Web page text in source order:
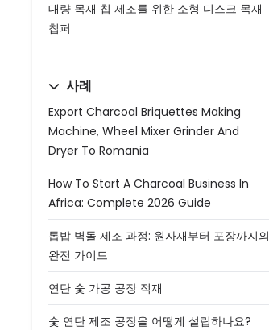
대량 목재 칩 제조를 위한 소형 디스크 목재
칩퍼
사례
Export Charcoal Briquettes Making
Machine, Wheel Mixer Grinder And
Dryer To Romania
How To Start A Charcoal Business In
Africa: Complete 2026 Guide
톱밥 벽돌 제조 과정: 원자재부터 포장까지의
완전 가이드
연탄 숯 가공 공장 적재
숯 연탄 제조 공장을 어떻게 설립하나요?